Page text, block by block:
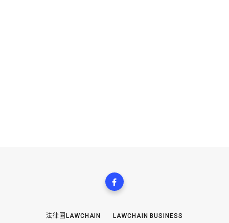
法律圈LAWCHAIN LAWCHAIN BUSINESS